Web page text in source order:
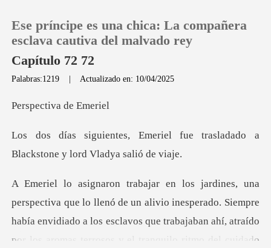
Historia
Ese príncipe es una chica: La compañera
esclava cautiva del malvado rey
Capítulo 72 72
Palabras:1219 | Actualizado en: 10/04/2025
tiva de
el fue trasladado a
Blackstone
ó de un alivio inesperado. Siempre
había envidiado a los esclavos que trabaj